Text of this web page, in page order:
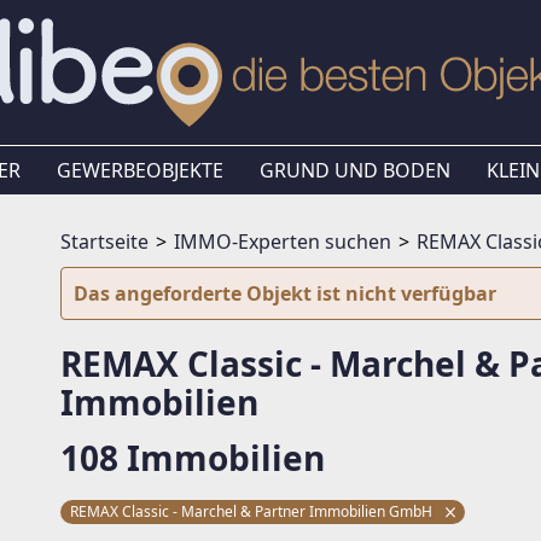
GEWERBEOBJEKTE GRUND UND BODEN
Startseite IMMO-Experten suchen
REMAX
Das angeforderte Objekt ist nicht verfügbar
REMAX Classic - Marchel &
Immobilien
108 Immobilien
REMAX Classic - Marchel & Partner Immobilien GmbH